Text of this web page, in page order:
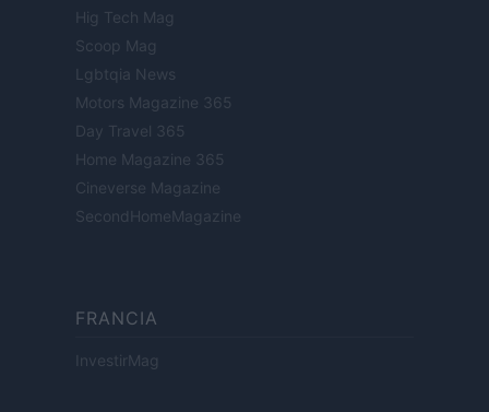
Hig Tech Mag
Scoop Mag
Lgbtqia News
Motors Magazine 365
Day Travel 365
Home Magazine 365
Cineverse Magazine
SecondHomeMagazine
FRANCIA
InvestirMag